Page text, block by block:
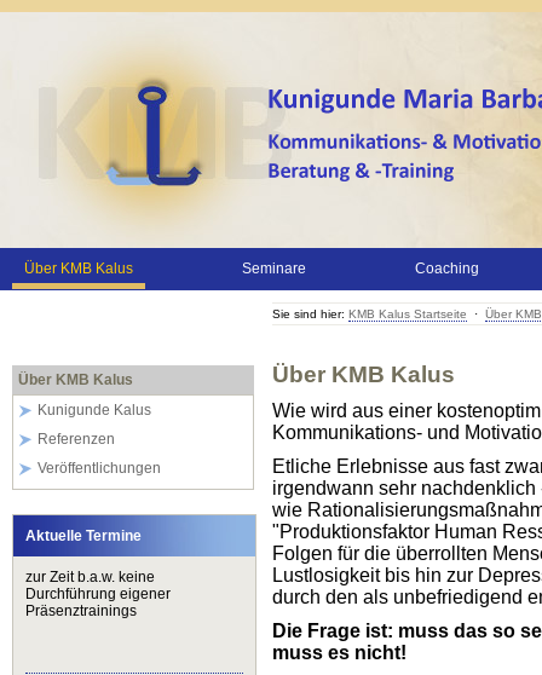
Über KMB Kalus Seminare Coaching
Über KMB Kalus
Kunigunde Kalus
Referenzen
Veröffentlichungen
Aktuelle Termine
zur Zeit b.a.w. keine
Durchführung eigener
Präsenztrainings
Sie sind hier: KMB Kalus Startseite · Über
Über KMB Kalus
Wie wird aus einer
Kommunikations- und
Etliche Erlebnisse aus fast
irgendwann sehr nachdenklich
wie
"Produktionsfaktor Human
Folgen für die überrollten
Lustlosigkeit bis hin zur
durch den als unbefriedigend
Die Frage ist: muss das so
muss es nicht!